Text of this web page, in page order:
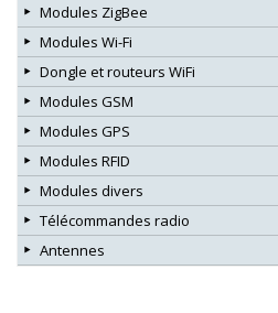
Modules ZigBee
Modules Wi-Fi
Dongle et routeurs WiFi
Modules GSM
Modules GPS
Modules RFID
Modules divers
Télécommandes radio
Antennes